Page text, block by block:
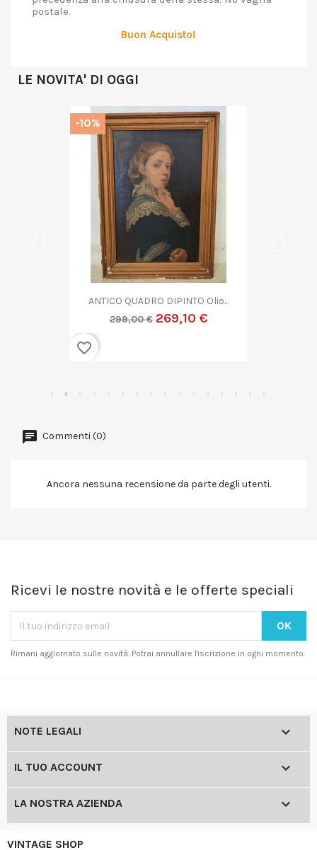
postale.
Buon Acquisto!
LE NOVITA' DI OGGI
QUADRO DIPINTO ASTRATTO G....
299,00 € 269,10 €
-10%
Commenti (0)
Ancora nessuna recensione da parte degli utenti.
Ricevi le nostre novità e le offerte speciali
Rimani aggiornato sulle novità. Potrai annullare l'iscrizione in ogni momento.
NOTE LEGALI 
IL TUO ACCOUNT 
LA NOSTRA AZIENDA 
VINTAGE SHOP